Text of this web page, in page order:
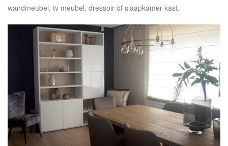
wandmeubel, tv meubel, dressoir of slaapkamer kast.